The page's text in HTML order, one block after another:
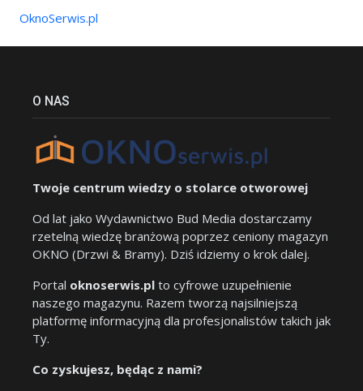
OknoSerwis.pl
O NAS
Twoje centrum wiedzy o stolarce otworowej
Od lat jako Wydawnictwo Bud Media dostarczamy
rzetelną wiedzę branżową poprzez ceniony magazyn
OKNO (Drzwi & Bramy). Dziś idziemy o krok dalej.
Portal oknoserwis.pl to cyfrowe uzupełnienie
naszego magazynu. Razem tworzą najsilniejszą
platformę informacyjną dla profesjonalistów takich jak
Ty.
Co zyskujesz, będąc z nami?